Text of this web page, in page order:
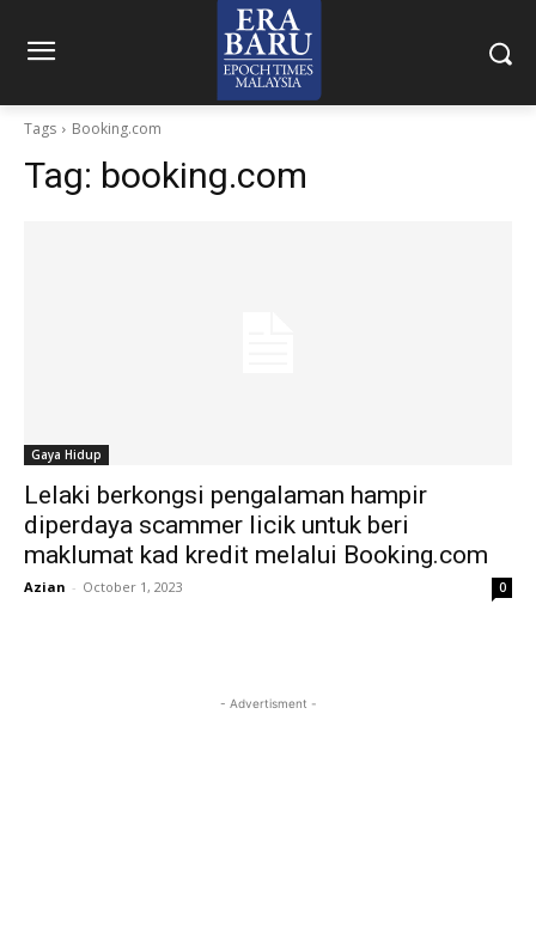
Tags Booking.com
Tag: booking.com
Gaya Hidup
Lelaki berkongsi pengalaman hampir
diperdaya scammer licik untuk beri
maklumat kad kredit melalui Booking.com
Azian - October 1, 2023 0
- Advertisment -